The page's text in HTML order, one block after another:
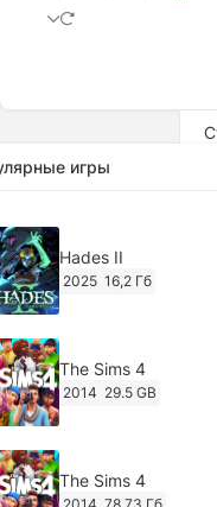
игры
Hades II
2025 16,2 Гб
The Sims 4
2014 29.5 GB
The Sims 4